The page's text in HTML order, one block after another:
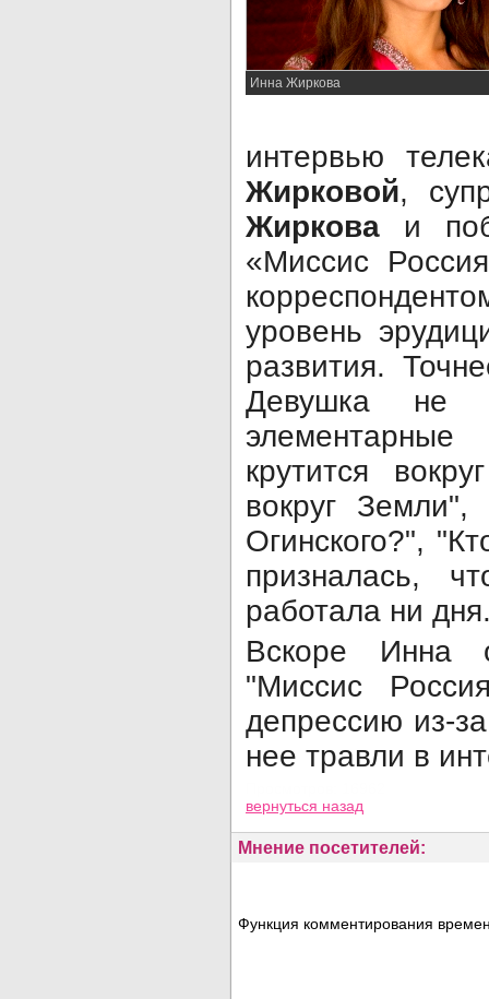
Инна Жиркова
интервью
Жирковой,
Жиркова и
«Миссис
уровень
развития.
Девушка не
крутится
вокруг Земли",
Огинского?",
призналась,
работала ни
Вскоре Инна
"Миссис
депрессию из-
нее травли в
вернуться назад
Мнение посетителей:
Функция комментирования